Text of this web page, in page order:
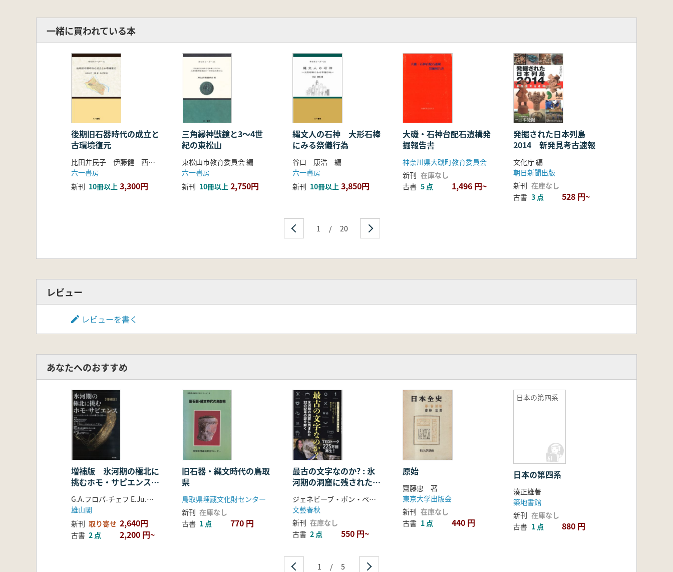
研究を牽引してきた。その野川の地で、Geoarchaeologyという斬新で今日的な研究戦略を導入した明治大学校地内遺跡の調査を契機と
して、なぜ旧石器時代人が生活拠点として野川に参集し活動したかという根元的な問いに答えようと試みている。革新された旧石器研究
の知的営為に関心をもつ多くの読者に、本書を推薦したい。
佐藤宏之(東京大学大学院教授)
一緒に買われている本
後期旧石器時代の成立と
古環境復元
比田井民子 伊藤健 西井幸雄 編
六一書房
新刊 10冊以上 3,300円
三角縁神獣鏡と3〜4世
紀の東松山
東松山市教育委員会 編
六一書房
新刊 10冊以上 2,750円
縄文人の石神 大形石棒
にみる祭儀行為
谷口 康浩 編
六一書房
新刊 10冊以上 3,850円
大磯・石神台配石遺構発
掘報告書
神奈川県大磯町教育委員会
新刊 在庫なし
古書 5 点 1,496 円~
発掘された日本列島
2014 新発見考古速報
文化庁 編
朝日新聞出版
新刊 在庫なし
古書 3 点 528 円~
1 / 20
レビュー
レビューを書く
あなたへのおすすめ
増補版 氷河期の極北に
挑むホモ・サピエンス
暮らしと技
G.A.フロパ-チェフ E.Ju.ギリヤ 木村 英明
雄山閣
新刊 取り寄せ 2,640円
古書 2 点 2,200 円~
旧石器・縄文時代の鳥取
県
鳥取県埋蔵文化財センター
新刊 在庫なし
古書 1 点 770 円
最古の文字なのか? : 氷
河期の洞窟に残された
ジェネビーブ・ボン・ペッツィンガー 著
文藝春秋
新刊 在庫なし
古書 2 点 550 円~
原始
齋藤忠 著
東京大学出版会
新刊 在庫なし
古書 1 点 440 円
日本の第四系
日本の第四系
湊正雄著
築地書館
新刊 在庫なし
古書 1 点 880 円
1 / 5